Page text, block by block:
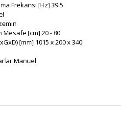
Frekansı [Hz] 39.5
[cm] 20 - 80
[mm] 1015 x 200 x 340
Manuel